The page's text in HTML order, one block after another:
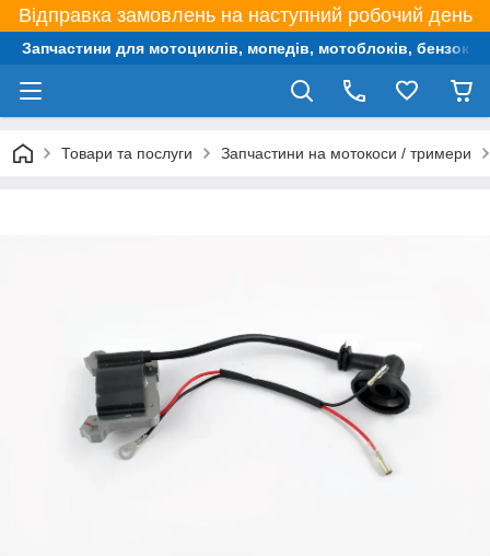
Відправка замовлень на наступний робочий день
Запчастини для мотоциклів, мопедів, мотоблоків,
Товари та послуги Запчастини на мотокоси / тримери